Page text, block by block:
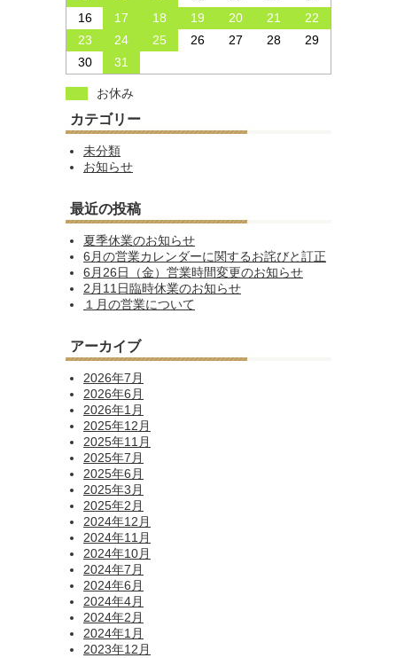
16
17 18 19 20 21
22
23
24 25 26 27 28
29
30
31
お休み
カテゴリー
未分類
お知らせ
最近の投稿
夏季休業のお知らせ
6月の営業カレンダーに関するお詫びと訂正
6月26日（金）営業時間変更のお知らせ
2月11日臨時休業のお知らせ
１月の営業について
アーカイブ
2026年7月
2026年6月
2026年1月
2025年12月
2025年11月
2025年7月
2025年6月
2025年3月
2025年2月
2024年12月
2024年11月
2024年10月
2024年7月
2024年6月
2024年4月
2024年2月
2024年1月
2023年12月